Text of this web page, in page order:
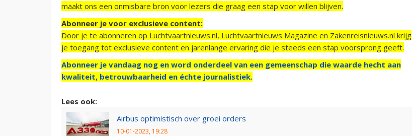
maakt ons een onmisbare bron voor lezers die graag een stap voor willen blijven.
Abonneer je voor exclusieve content:
Door je te abonneren op Luchtvaartnieuws.nl, Luchtvaartnieuws Magazine en Zakenreisnieuws.nl krijg
je toegang tot exclusieve content en jarenlange ervaring die je steeds een stap voorsprong geeft.
Abonneer je vandaag nog en word onderdeel van een gemeenschap die waarde hecht aan
kwaliteit, betrouwbaarheid en échte journalistiek.
Lees ook:
Airbus optimistisch over groei orders
10-01-2023, 19:28